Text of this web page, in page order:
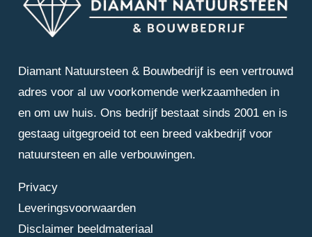
Diamant Natuursteen & Bouwbedrijf is een vertrouwd
adres voor al uw voorkomende werkzaamheden in
en om uw huis. Ons bedrijf bestaat sinds 2001 en is
gestaag uitgegroeid tot een breed vakbedrijf voor
natuursteen en alle verbouwingen.
Privacy
Leveringsvoorwaarden
Disclaimer beeldmateriaal